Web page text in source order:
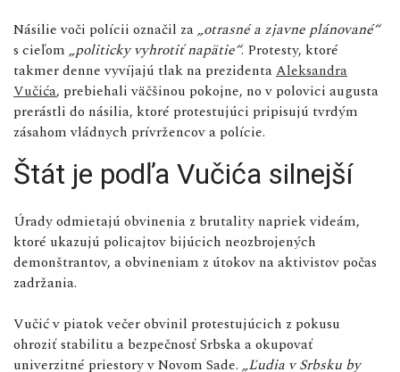
Násilie voči polícii označil za „otrasné a zjavne plánované“
s cieľom „politicky vyhrotiť napätie“. Protesty, ktoré
takmer denne vyvíjajú tlak na prezidentaAleksandra
Vučića, prebiehali väčšinou pokojne, no v polovici augusta
prerástli do násilia, ktoré protestujúci pripisujú tvrdým
zásahom vládnych prívržencov a polície.
Štát je podľa Vučića silnejší
Úrady odmietajú obvinenia z brutality napriek videám,
ktoré ukazujú policajtov bijúcich neozbrojených
demonštrantov, a obvineniam z útokov na aktivistov počas
zadržania.
Vučić v piatok večer obvinil protestujúcich z pokusu
ohroziť stabilitu a bezpečnosť Srbska a okupovať
univerzitné priestory v Novom Sade. „Ľudia v Srbsku by